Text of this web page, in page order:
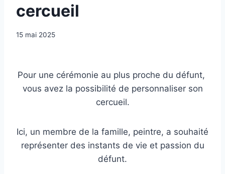
cercueil
Par
15 mai 2025
Pour une cérémonie au plus proche du défunt,
vous avez la possibilité de personnaliser son
cercueil.
Ici, un membre de la famille, peintre, a souhaité
représenter des instants de vie et passion du
défunt.